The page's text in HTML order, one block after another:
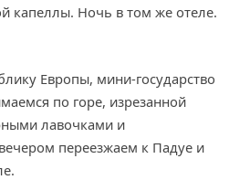
капеллы. Ночь в том же отеле.
Европы, мини-государство
по горе, изрезанной
лавочками и
переезжаем к Падуе и